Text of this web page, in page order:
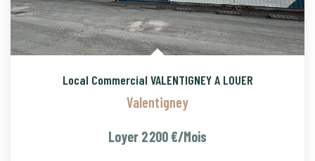
Local Commercial VALENTIGNEY A LOUER
Valentigney
Loyer 2 200 €/mois